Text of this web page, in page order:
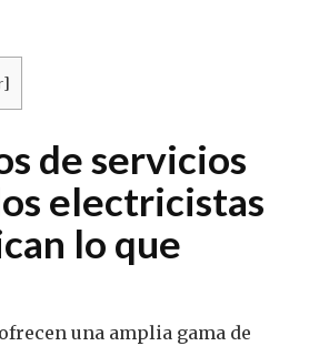
]
de servicios
electricistas
lo que
una amplia gama de